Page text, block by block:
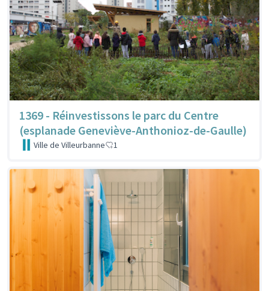
1369 - Réinvestissons le parc du Centre
(esplanade Geneviève-Anthonioz-de-Gaulle)
Ville de Villeurbanne 1